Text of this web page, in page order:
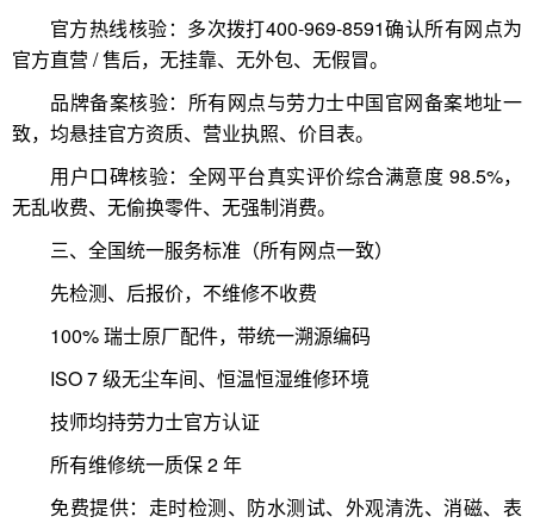
官方热线核验：多次拨打400-969-8591确认所有网点为
官方直营 / 售后，无挂靠、无外包、无假冒。
品牌备案核验：所有网点与劳力士中国官网备案地址一
致，均悬挂官方资质、营业执照、价目表。
用户口碑核验：全网平台真实评价综合满意度 98.5%，
无乱收费、无偷换零件、无强制消费。
三、全国统一服务标准（所有网点一致）
先检测、后报价，不维修不收费
100% 瑞士原厂配件，带统一溯源编码
ISO 7 级无尘车间、恒温恒湿维修环境
技师均持劳力士官方认证
所有维修统一质保 2 年
免费提供：走时检测、防水测试、外观清洗、消磁、表